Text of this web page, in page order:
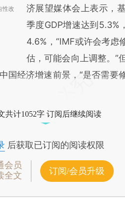
性改
济展望媒体会上表示，
季度GDP增速达到5.3%
4.6%，“IMF或许会考虑
估，可能会向上调整。”
国经济增速前景，“是否需要
共计1052字 订阅后继续阅读
后获取已订阅的阅读权限
会员
全文
订阅/会员升级